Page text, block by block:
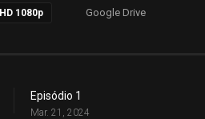
HD 1080p Google Drive
Episódio 1
Mar. 21, 2024